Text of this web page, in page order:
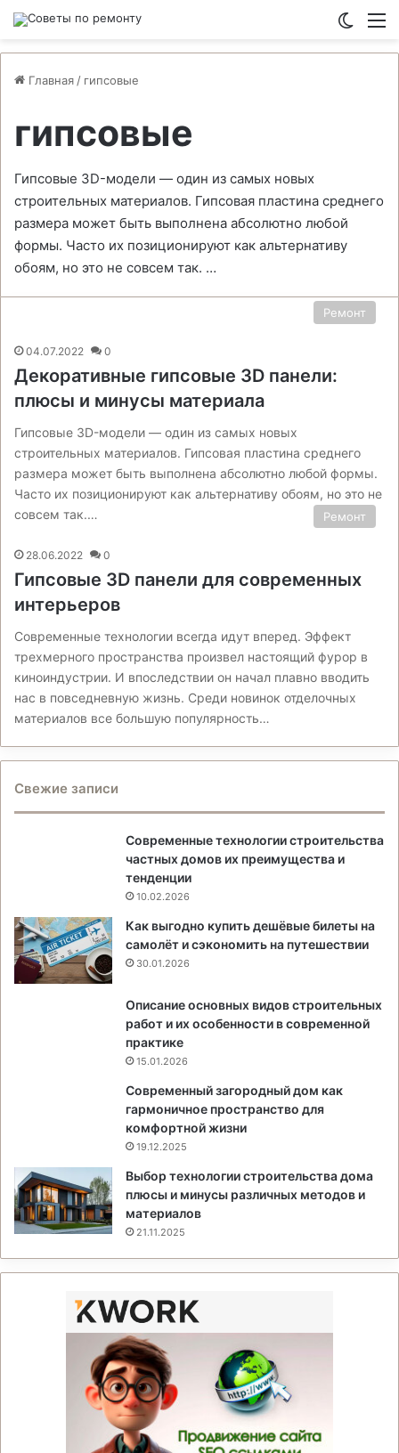
Главная / гипсовые
гипсовые
Гипсовые 3D-модели — один из самых новых
строительных материалов. Гипсовая пластина среднего
размера может быть выполнена абсолютно любой
формы. Часто их позиционируют как альтернативу
обоям, но это не совсем так. …
Ремонт
04.07.2022 0
Декоративные гипсовые 3D панели:
плюсы и минусы материала
Гипсовые 3D-модели — один из самых новых
строительных материалов. Гипсовая пластина среднего
размера может быть выполнена абсолютно любой формы.
Часто их позиционируют как альтернативу обоям, но это не
совсем так.…
Ремонт
28.06.2022 0
Гипсовые 3D панели для современных
интерьеров
Современные технологии всегда идут вперед. Эффект
трехмерного пространства произвел настоящий фурор в
киноиндустрии. И впоследствии он начал плавно вводить
нас в повседневную жизнь. Среди новинок отделочных
материалов все большую популярность…
Свежие записи
Современные технологии строительства
частных домов их преимущества и
тенденции
10.02.2026
Как выгодно купить дешёвые билеты на
самолёт и сэкономить на путешествии
30.01.2026
Описание основных видов строительных
работ и их особенности в современной
практике
15.01.2026
Современный загородный дом как
гармоничное пространство для
комфортной жизни
19.12.2025
Выбор технологии строительства дома
плюсы и минусы различных методов и
материалов
21.11.2025